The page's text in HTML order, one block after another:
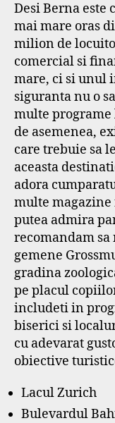
Desi Berna este
mai mare oras
milion de
comercial si
mare, ci si unul
siguranta nu o
multe programe
de asemenea,
care trebuie sa
aceasta
adora
multe
putea admira
recomandam
gemene
gradina
pe placul
includeti in
biserici si
cu adevarat
obiective
Lacul Zurich
Bulevardul